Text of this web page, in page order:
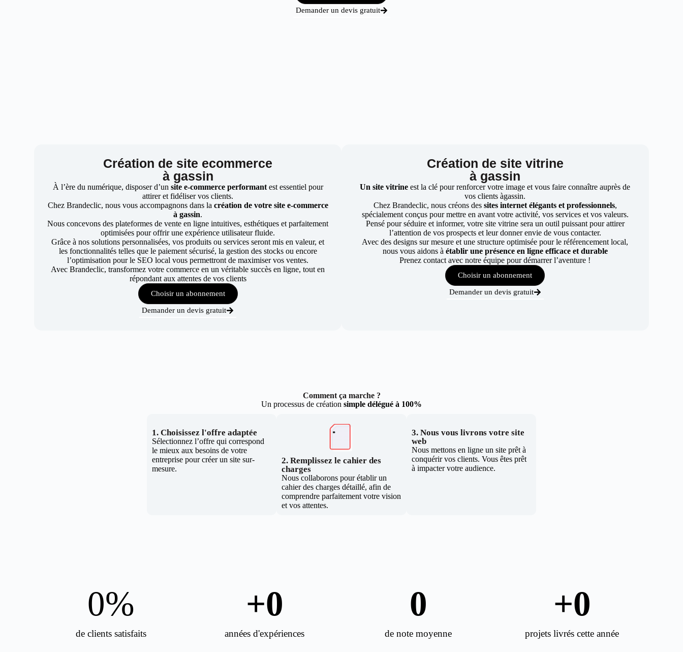
Demander un devis gratuit
Création de site ecommerce
à gassin
À l’ère du numérique, disposer d’un site e-commerce performant est essentiel pour
attirer et fidéliser vos clients.
Chez Brandeclic, nous vous accompagnons dans la création de votre site e-commerce
à gassin.
Nous concevons des plateformes de vente en ligne intuitives, esthétiques et parfaitement
optimisées pour offrir une expérience utilisateur fluide.
Grâce à nos solutions personnalisées, vos produits ou services seront mis en valeur, et
les fonctionnalités telles que le paiement sécurisé, la gestion des stocks ou encore
l’optimisation pour le SEO local vous permettront de maximiser vos ventes.
Avec Brandeclic, transformez votre commerce en un véritable succès en ligne, tout en
répondant aux attentes de vos clients
Choisir un abonnement
Demander un devis gratuit
Création de site vitrine
à gassin
Un site vitrine est la clé pour renforcer votre image et vous faire connaître auprès de
vos clients àgassin.
Chez Brandeclic, nous créons dessites internet élégants et professionnels,
spécialement conçus pour mettre en avant votre activité, vos services et vos valeurs.
Pensé pour séduire et informer, votre site vitrine sera un outil puissant pour attirer
l’attention de vos prospects et leur donner envie de vous contacter.
Avec des designs sur mesure et une structure optimisée pour le référencement local,
nous vous aidons à établir une présence en ligne efficace et durable
Prenez contact avec notre équipe pour démarrer l’aventure !
Choisir un abonnement
Demander un devis gratuit
Comment ça marche ?
Un processus de création simple délégué à 100%
1. Choisissez l'offre adaptée
Sélectionnez l’offre qui correspond
le mieux aux besoins de votre
entreprise pour créer un site sur-
mesure.
2. Remplissez le cahier des
charges
Nous collaborons pour établir un
cahier des charges détaillé, afin de
comprendre parfaitement votre vision
et vos attentes.
3. Nous vous livrons votre site
web
Nous mettons en ligne un site prêt à
conquérir vos clients. Vous êtes prêt
à impacter votre audience.
de clients satisfaits
0%
années d'expériences
+0
de note moyenne
0
projets livrés cette année
+0